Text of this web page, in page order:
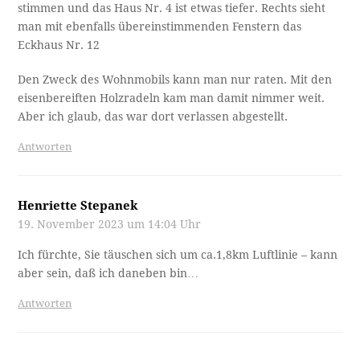
stimmen und das Haus Nr. 4 ist etwas tiefer. Rechts sieht
man mit ebenfalls übereinstimmenden Fenstern das
Eckhaus Nr. 12
Den Zweck des Wohnmobils kann man nur raten. Mit den
eisenbereiften Holzradeln kam man damit nimmer weit.
Aber ich glaub, das war dort verlassen abgestellt.
Antworten
Henriette Stepanek
19. November 2023 um 14:04 Uhr
Ich fürchte, Sie täuschen sich um ca.1,8km Luftlinie – kann
aber sein, daß ich daneben bin…
Antworten